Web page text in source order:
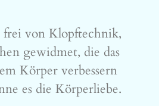
frei von Klopftechnik,
gewidmet, die das
Körper verbessern
es die Körperliebe.